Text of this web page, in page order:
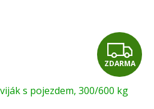
Z
D
ZDARMA
s pojezdem, 300/600 kg